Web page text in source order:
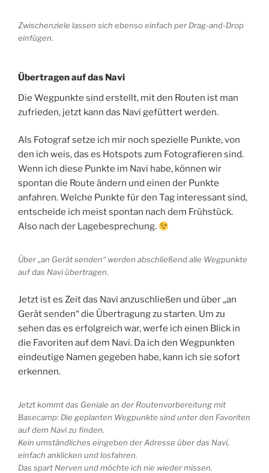
Zwischenziele lassen sich ebenso einfach per Drag-and-Drop
einfügen.
Übertragen auf das Navi
Die Wegpunkte sind erstellt, mit den Routen ist man
zufrieden, jetzt kann das Navi gefüttert werden.
Als Fotograf setze ich mir noch spezielle Punkte, von
den ich weis, das es Hotspots zum Fotografieren sind.
Wenn ich diese Punkte im Navi habe, können wir
spontan die Route ändern und einen der Punkte
anfahren. Welche Punkte für den Tag interessant sind,
entscheide ich meist spontan nach dem Frühstück.
Also nach der Lagebesprechung.
Über „an Gerät senden“ werden abschließend alle Wegpunkte
auf das Navi übertragen.
Jetzt ist es Zeit das Navi anzuschließen und über „an
Gerät senden“ die Übertragung zu starten. Um zu
sehen das es erfolgreich war, werfe ich einen Blick in
die Favoriten auf dem Navi. Da ich den Wegpunkten
eindeutige Namen gegeben habe, kann ich sie sofort
erkennen.
Jetzt kommt das Geniale an der Routenvorbereitung mit
Basecamp: Die geplanten Wegpunkte sind unter den Favoriten
auf dem Navi zu finden.
Kein umständliches eingeben der Adresse über das Navi,
einfach anklicken und losfahren.
Das spart Nerven und möchte ich nie wieder missen.